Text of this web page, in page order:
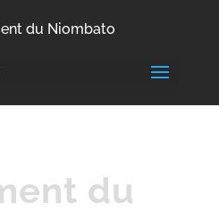
du